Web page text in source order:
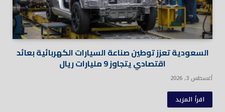
السعودية تعزز توطين صناعة السيارات الكهربائية بعائد
اقتصادي يتجاوز 9 مليارات ريال
أغسطس 3, 2026
اقرأ المزيد